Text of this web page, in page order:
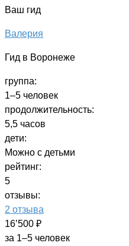
Ваш гид
Валерия
Гид в Воронеже
группа:
1–5 человек
продолжительность:
5,5 часов
дети:
Можно с детьми
рейтинг:
5
отзывы:
2 отзыва
16’500 ₽
за 1–5 человек